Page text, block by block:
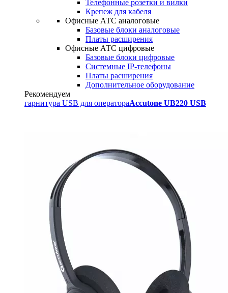
Телефонные розетки и вилки
Крепеж для кабеля
Офисные АТС аналоговые
Базовые блоки аналоговые
Платы расширения
Офисные АТС цифровые
Базовые блоки цифровые
Системные IP-телефоны
Платы расширения
Дополнительное оборудование
Рекомендуем
гарнитура USB для оператораAccutone UB220 USB